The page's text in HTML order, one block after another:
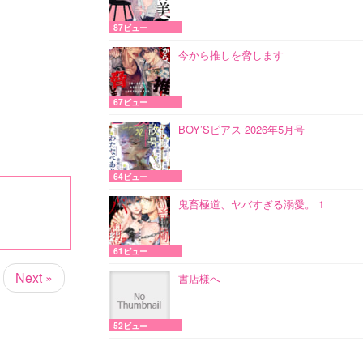
Next »
87ビュー
今から推しを脅します
67ビュー
BOY’Sピアス 2026年5月号
64ビュー
鬼畜極道、ヤバすぎる溺愛。 1
61ビュー
書店様へ
52ビュー